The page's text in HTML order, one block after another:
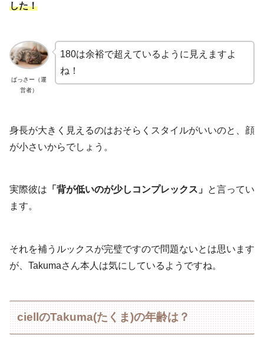
した！
ばっさー（運
営者）
180は余裕で超えているように見えますよ
ね！
身長が大きく見えるのはおそらくスタイルがいいのと、顔
が小さいからでしょう。
実際彼は 「背が低いのが少しコンプレックス」 と言ってい
ます。
それを補うルックスが完璧ですので問題ないとは思います
が、Takumaさん本人は気にしているようですね。
ciellのTakuma(たくま)の年齢は？